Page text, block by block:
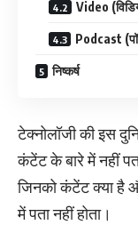
Video
Podcast
निष्कर्ष
टेक्नोलॉजी की इस
कंटेंट के बारे में नहीं
जिनको कंटेंट क्या है
में पता नहीं होता।